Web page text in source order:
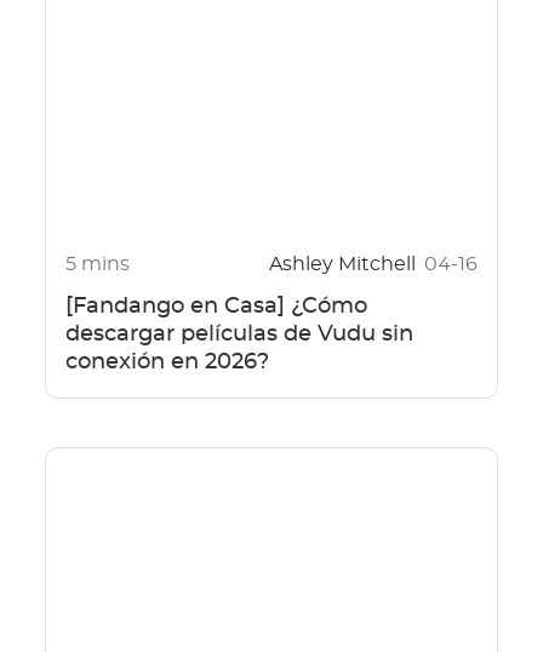
5 mins Ashley Mitchell 04-16
[Fandango en Casa] ¿Cómo
descargar películas de Vudu sin
conexión en 2026?